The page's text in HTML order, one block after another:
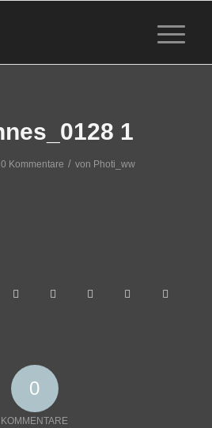
1
0 Kommentare / von Photi_ww
0
KOMMENTARE